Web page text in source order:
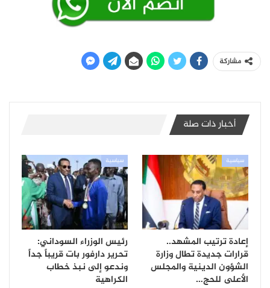
مشاركة
أخبار ذات صلة
سياسية
إعادة ترتيب المشهد..
قرارات جديدة تطال وزارة
الشؤون الدينية والمجلس
الأعلى للحج…
سياسية
رئيس الوزراء السوداني:
تحرير دارفور بات قريباً جداً
وندعو إلى نبذ خطاب
الكراهية